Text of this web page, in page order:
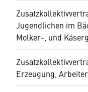
Jugendlichen im
Molker-, und
Erzeugung,